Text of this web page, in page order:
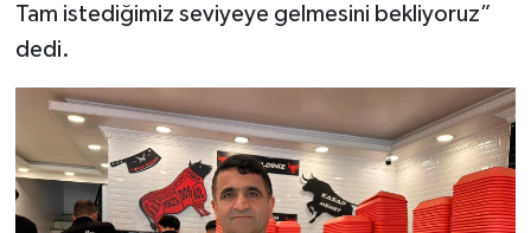
Tam istediğimiz seviyeye gelmesini bekliyoruz”
dedi.